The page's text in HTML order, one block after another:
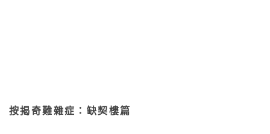
按揭奇難雜症：缺契樓篇